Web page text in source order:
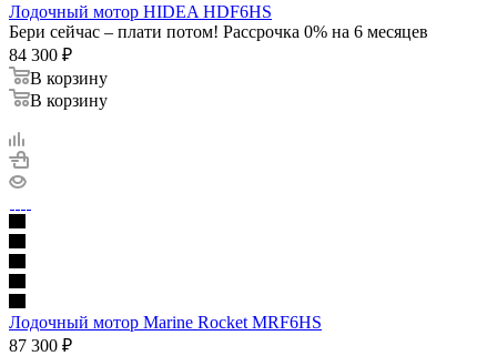
Лодочный мотор HIDEA HDF6HS
Бери сейчас – плати потом! Рассрочка 0% на 6 месяцев
84 300 ₽
В корзину
В корзину
Лодочный мотор Marine Rocket MRF6HS
87 300 ₽